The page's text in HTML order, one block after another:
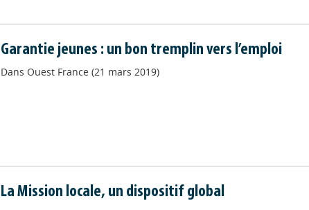
Garantie jeunes : un bon tremplin vers l’emploi
Dans Ouest France (21 mars 2019)
La Mission locale, un dispositif global